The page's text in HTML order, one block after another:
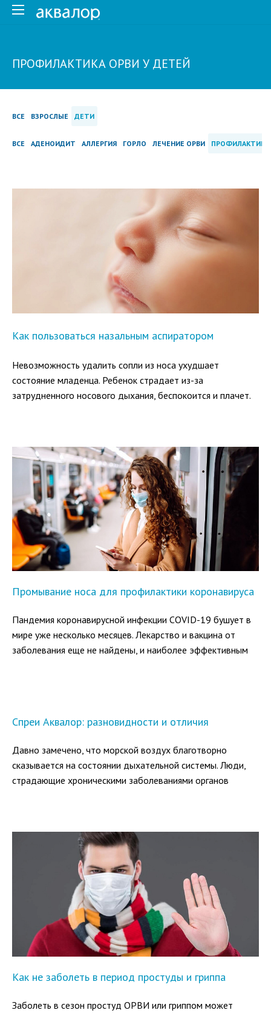
ПРОФИЛАКТИКА ОРВИ У ДЕТЕЙ
ВСЕ ВЗРОСЛЫЕ ДЕТИ
ВСЕ АДЕНОИДИТ АЛЛЕРГИЯ ГОРЛО ЛЕЧЕНИЕ ОРВИ ПРОФИЛАКТИКА
Как пользоваться назальным аспиратором
Невозможность удалить сопли из носа ухудшает
состояние младенца. Ребенок страдает из-за
затрудненного носового дыхания, беспокоится и плачет.
Промывание носа для профилактики коронавируса
Пандемия коронавирусной инфекции COVID-19 бушует в
мире уже несколько месяцев. Лекарство и вакцина от
заболевания еще не найдены, и наиболее эффективным
Спреи Аквалор: разновидности и отличия
Давно замечено, что морской воздух благотворно
сказывается на состоянии дыхательной системы. Люди,
страдающие хроническими заболеваниями органов
Как не заболеть в период простуды и гриппа
Заболеть в сезон простуд ОРВИ или гриппом может